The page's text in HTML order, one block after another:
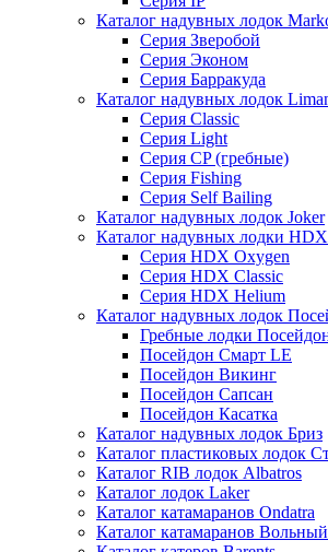
Каталог надувных лодок
Серия Зверобой
Серия Эконом
Серия Барракуда
Каталог надувных лодок
Серия Classic
Серия Light
Серия CP (гребные)
Серия Fishing
Серия Self Bailing
Каталог надувных лодок Joker
Каталог надувных лодки HDX
Серия HDX Oxygen
Серия HDX Classic
Серия HDX Helium
Каталог надувных лодок
Гребные лодки
Посейдон Смарт LE
Посейдон Викинг
Посейдон Сапсан
Посейдон Касатка
Каталог надувных лодок Бриз
Каталог пластиковых лодок
Каталог RIB лодок Albatros
Каталог лодок Laker
Каталог катамаранов Ondatra
Каталог катамаранов